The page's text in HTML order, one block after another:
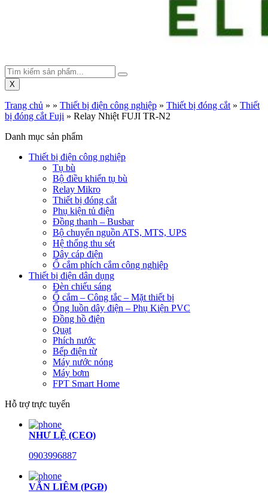
X
Trang chủ » » Thiết bị điện công nghiệp » Thiết bị đóng cắt » Thiết
bị đóng cắt Fuji » Relay Nhiệt FUJI TR-N2
Danh mục sản phẩm
Thiết bị điện công nghiệp
Tụ bù
Bộ điều khiển tụ bù
Relay Mikro
Thiết bị đóng cắt
Phụ kiện tủ điện
Đồng thanh – Busbar
Bộ chuyển nguồn ATS, MTS, UPS
Hệ thống thu sét
Dây cáp điện
Ổ cắm phích cắm công nghiệp
Thiết bị điện dân dụng
Đèn chiếu sáng
Ổ cắm – Công tắc – Mặt thiết bị
Ống luồn dây điện – Phụ Kiện PVC
Đồng hồ điện
Quạt
Phích nước
Bếp điện từ
Máy nước nóng
Máy bơm
FPT Smart Home
Hỗ trợ trực tuyến
NHƯ LỆ (CEO)
0903996887
VĂN LIÊM (PGĐ)